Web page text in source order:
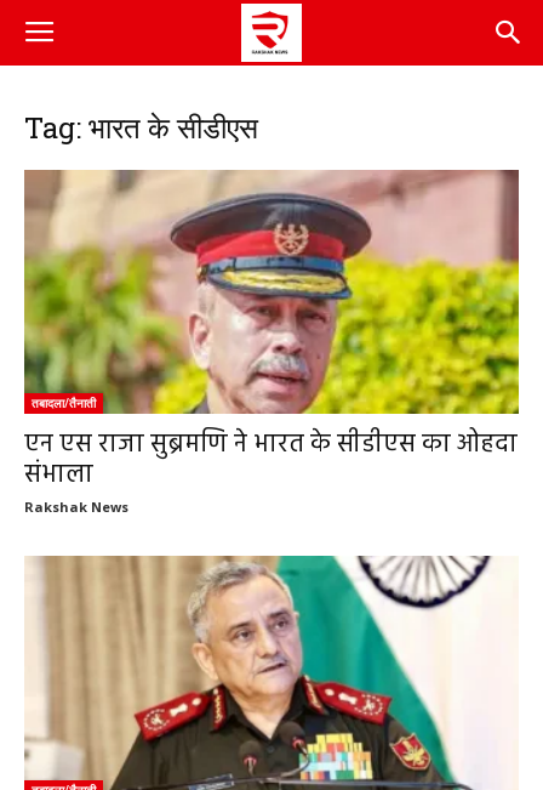
Tag: भारत के सीडीएस
तबादला/तैनाती
एन एस राजा सुब्रमणि ने भारत के सीडीएस का ओहदा
संभाला
Rakshak News